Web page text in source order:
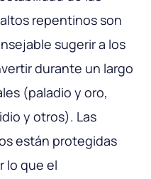
repentinos son
sugerir a los
durante un largo
(paladio y oro,
y otros). Las
están protegidas
lo que el